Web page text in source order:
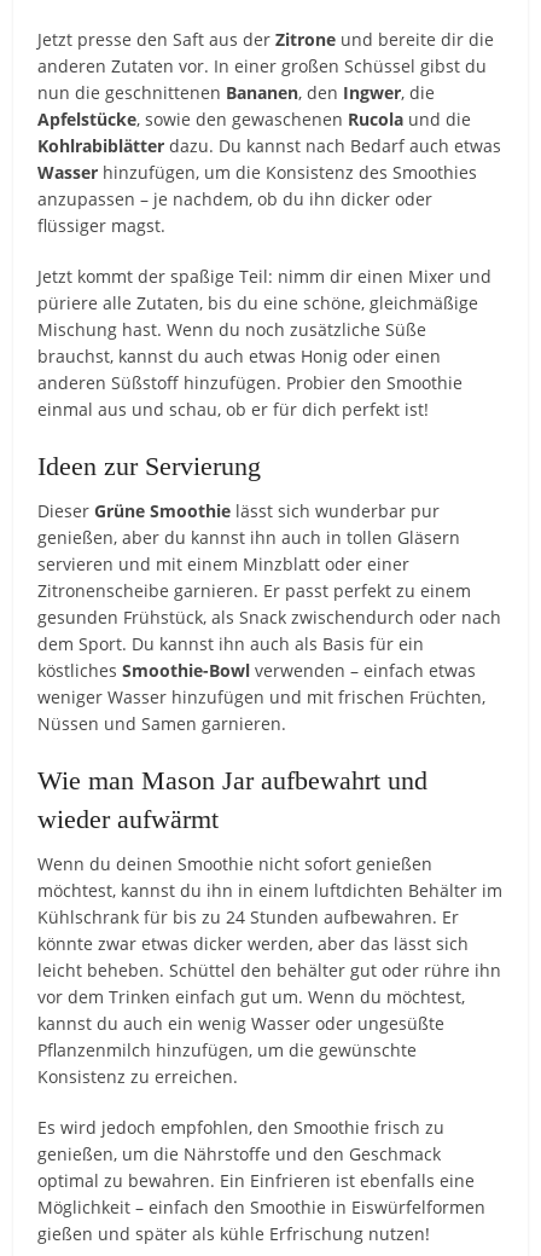
Jetzt presse den Saft aus derZitrone und bereite dir die
anderen Zutaten vor. In einer großen Schüssel gibst du
nun die geschnittenen Bananen, den Ingwer, die
Apfelstücke, sowie den gewaschenen Rucola und die
Kohlrabiblätter dazu. Du kannst nach Bedarf auch etwas
Wasser hinzufügen, um die Konsistenz des Smoothies
anzupassen – je nachdem, ob du ihn dicker oder
flüssiger magst.
Jetzt kommt der spaßige Teil: nimm dir einen Mixer und
püriere alle Zutaten, bis du eine schöne, gleichmäßige
Mischung hast. Wenn du noch zusätzliche Süße
brauchst, kannst du auch etwas Honig oder einen
anderen Süßstoff hinzufügen. Probier den Smoothie
einmal aus und schau, ob er für dich perfekt ist!
Ideen zur Servierung
DieserGrüne Smoothie lässt sich wunderbar pur
genießen, aber du kannst ihn auch in tollen Gläsern
servieren und mit einem Minzblatt oder einer
Zitronenscheibe garnieren. Er passt perfekt zu einem
gesunden Frühstück, als Snack zwischendurch oder nach
dem Sport. Du kannst ihn auch als Basis für ein
köstlichesSmoothie-Bowl verwenden – einfach etwas
weniger Wasser hinzufügen und mit frischen Früchten,
Nüssen und Samen garnieren.
Wie man Mason Jar aufbewahrt und
wieder aufwärmt
Wenn du deinen Smoothie nicht sofort genießen
möchtest, kannst du ihn in einem luftdichten Behälter im
Kühlschrank für bis zu 24 Stunden aufbewahren. Er
könnte zwar etwas dicker werden, aber das lässt sich
leicht beheben. Schüttel den behälter gut oder rühre ihn
vor dem Trinken einfach gut um. Wenn du möchtest,
kannst du auch ein wenig Wasser oder ungesüßte
Pflanzenmilch hinzufügen, um die gewünschte
Konsistenz zu erreichen.
Es wird jedoch empfohlen, den Smoothie frisch zu
genießen, um die Nährstoffe und den Geschmack
optimal zu bewahren. Ein Einfrieren ist ebenfalls eine
Möglichkeit – einfach den Smoothie in Eiswürfelformen
gießen und später als kühle Erfrischung nutzen!